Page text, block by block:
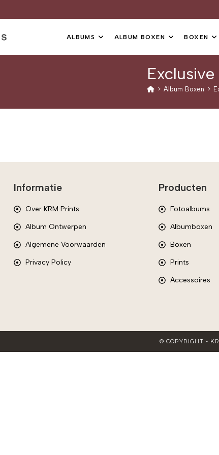
ALBUMS ALBUM BOXEN BOXEN
Exclusive
> Album Boxen >
Informatie
Over KRM Prints
Album Ontwerpen
Algemene Voorwaarden
Privacy Policy
Producten
Fotoalbums
Albumboxen
Boxen
Prints
Accessoires
© COPYRIGHT -